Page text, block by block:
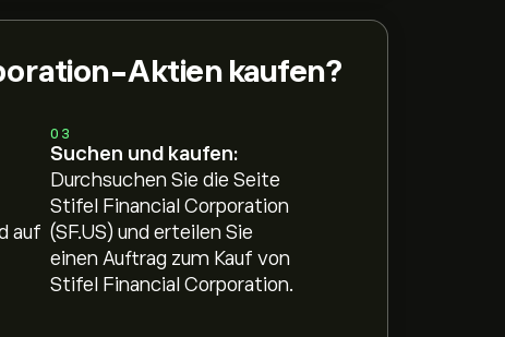
Aktien kaufen?
auf
03
Suchen und kaufen:
Durchsuchen Sie die Seite
Stifel Financial Corporation
(SF.US) und erteilen Sie
einen Auftrag zum Kauf von
Stifel Financial Corporation.